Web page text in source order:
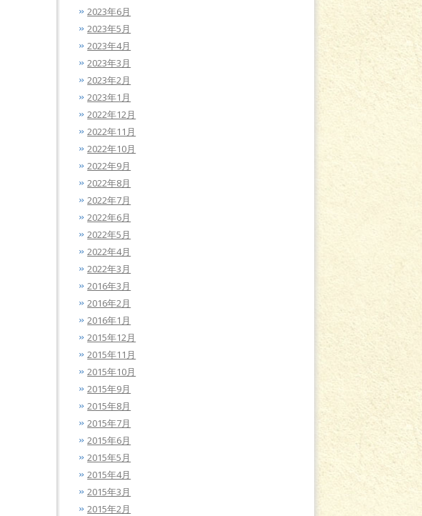
2023年6月
2023年5月
2023年4月
2023年3月
2023年2月
2023年1月
2022年12月
2022年11月
2022年10月
2022年9月
2022年8月
2022年7月
2022年6月
2022年5月
2022年4月
2022年3月
2016年3月
2016年2月
2016年1月
2015年12月
2015年11月
2015年10月
2015年9月
2015年8月
2015年7月
2015年6月
2015年5月
2015年4月
2015年3月
2015年2月